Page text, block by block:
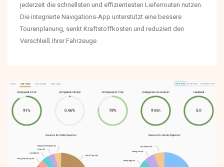
jederzeit die schnellsten und effizientesten Lieferrouten nutzen.
Die integrierte Navigations-App unterstützt eine bessere
Tourenplanung, senkt Kraftstoffkosten und reduziert den
Verschleiß Ihrer Fahrzeuge.